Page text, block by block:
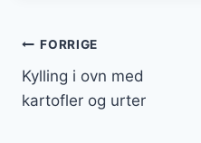
FORRIGE
Kylling i ovn med
kartofler og urter